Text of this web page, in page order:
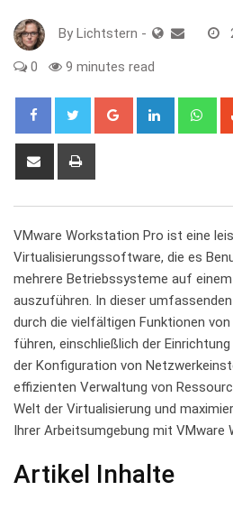
By Lichtstern -
0 9 minutes read
Google+ LinkedIn
Share
VMware ‍Workstation ⁣Pro ⁢ist eine
Virtualisierungssoftware, ⁤die⁢ es
mehrere ‍Betriebssysteme‌ auf
⁤auszuführen. In dieser
durch die‍ vielfältigen ​Funktionen
führen, ⁤einschließlich der
⁢der Konfiguration⁣ von
effizienten Verwaltung von
Welt der Virtualisierung und‌
Ihrer Arbeitsumgebung mit ‍VMware
Artikel Inhalte